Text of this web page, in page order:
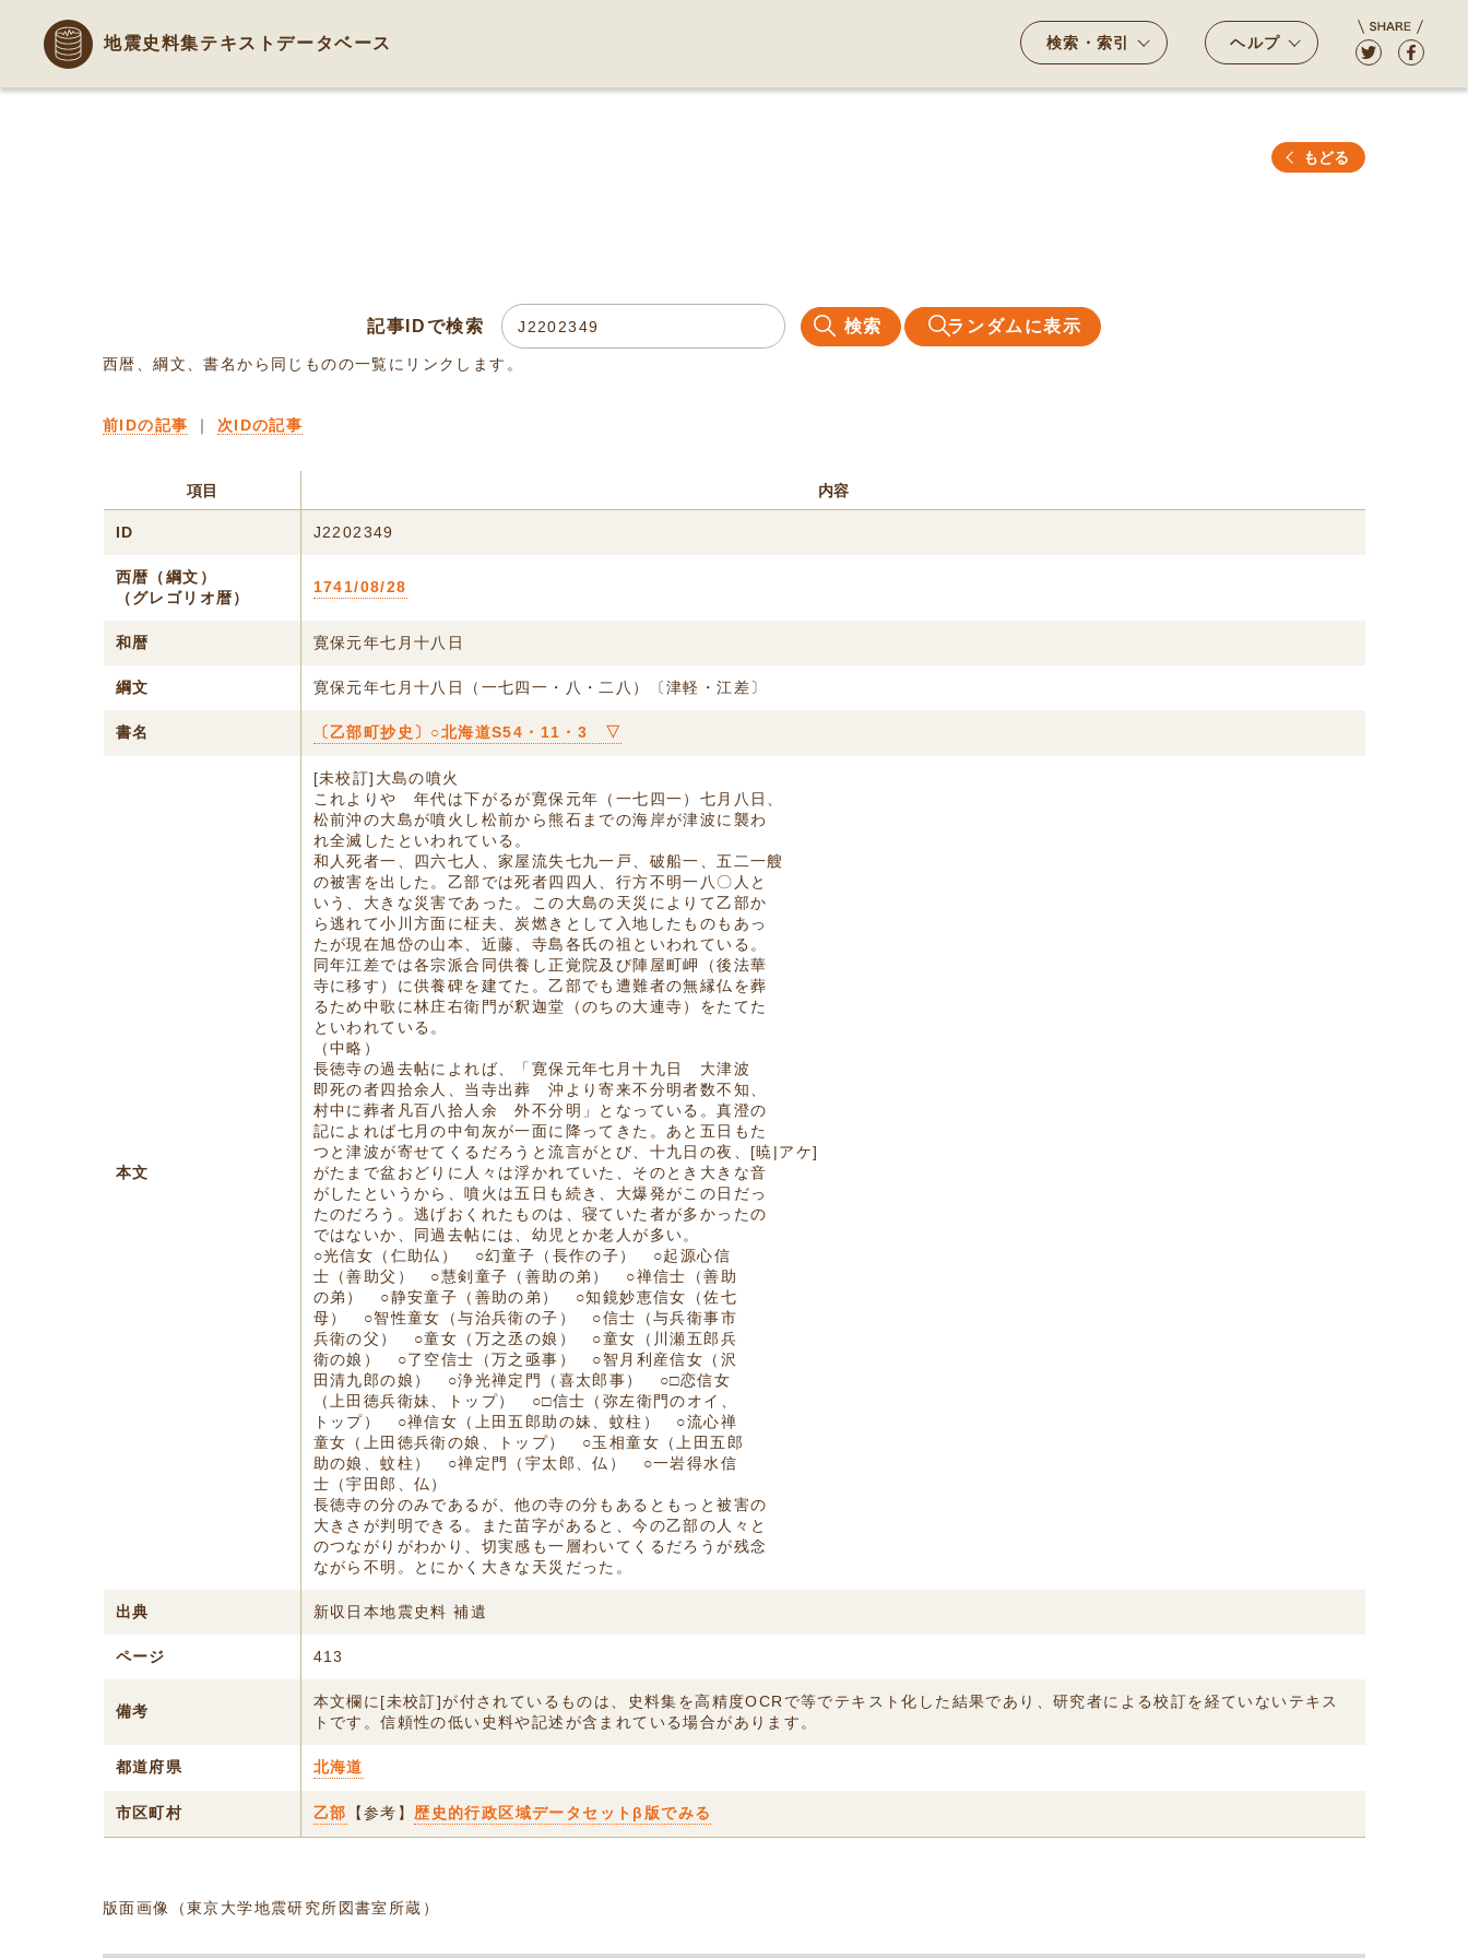
地震史料集テキストデータベース 検索・索引 ヘルプ
もどる
記事IDで検索 検索 ランダムに表示
西暦、綱文、書名から同じものの一覧にリンクします。
前IDの記事 ｜ 次IDの記事
項目 内容
ID J2202349
西暦（綱文）
（グレゴリオ暦）
1741/08/28
和暦 寛保元年七月十八日
綱文 寛保元年七月十八日（一七四一・八・二八）〔津軽・江差〕
書名 〔乙部町抄史〕○北海道S54・11・3 ▽
本文
[未校訂]大島の噴火
これよりやゝ年代は下がるが寛保元年（一七四一）七月八日、
松前沖の大島が噴火し松前から熊石までの海岸が津波に襲わ
れ全滅したといわれている。
和人死者一、四六七人、家屋流失七九一戸、破船一、五二一艘
の被害を出した。乙部では死者四四人、行方不明一八〇人と
いう、大きな災害であった。この大島の天災によりて乙部か
ら逃れて小川方面に柾夫、炭燃きとして入地したものもあっ
たが現在旭岱の山本、近藤、寺島各氏の祖といわれている。
同年江差では各宗派合同供養し正覚院及び陣屋町岬（後法華
寺に移す）に供養碑を建てた。乙部でも遭難者の無縁仏を葬
るため中歌に林庄右衛門が釈迦堂（のちの大連寺）をたてた
といわれている。
（中略）
長徳寺の過去帖によれば、「寛保元年七月十九日 大津波
即死の者四拾余人、当寺出葬 沖より寄来不分明者数不知、
村中に葬者凡百八拾人余 外不分明」となっている。真澄の
記によれば七月の中旬灰が一面に降ってきた。あと五日もた
つと津波が寄せてくるだろうと流言がとび、十九日の夜、[暁|アケ]
がたまで盆おどりに人々は浮かれていた、そのとき大きな音
がしたというから、噴火は五日も続き、大爆発がこの日だっ
たのだろう。逃げおくれたものは、寝ていた者が多かったの
ではないか、同過去帖には、幼児とか老人が多い。
○光信女（仁助仏） ○幻童子（長作の子） ○起源心信
士（善助父） ○慧剣童子（善助の弟） ○禅信士（善助
の弟） ○静安童子（善助の弟） ○知鏡妙恵信女（佐七
母） ○智性童女（与治兵衛の子） ○信士（与兵衛事市
兵衛の父） ○童女（万之丞の娘） ○童女（川瀬五郎兵
衛の娘） ○了空信士（万之亟事） ○智月利産信女（沢
田清九郎の娘） ○浄光禅定門（喜太郎事） ○□恋信女
（上田徳兵衛妹、トップ） ○□信士（弥左衛門のオイ、
トップ） ○禅信女（上田五郎助の妹、蚊柱） ○流心禅
童女（上田徳兵衛の娘、トップ） ○玉相童女（上田五郎
助の娘、蚊柱） ○禅定門（宇太郎、仏） ○一岩得水信
士（宇田郎、仏）
長徳寺の分のみであるが、他の寺の分もあるともっと被害の
大きさが判明できる。また苗字があると、今の乙部の人々と
のつながりがわかり、切実感も一層わいてくるだろうが残念
ながら不明。とにかく大きな天災だった。
出典 新収日本地震史料 補遺
ページ 413
備考
本文欄に[未校訂]が付されているものは、史料集を高精度OCRで等でテキスト化した結果であり、研究者による校訂を経ていないテキス
トです。信頼性の低い史料や記述が含まれている場合があります。
都道府県 北海道
市区町村 乙部 【参考】 歴史的行政区域データセットβ版でみる
版面画像（東京大学地震研究所図書室所蔵）